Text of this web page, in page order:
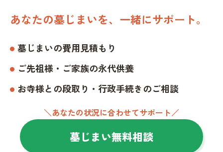
あなたの墓じまいを、一緒にサポート。
墓じまいの費用見積もり
ご先祖様・ご家族の永代供養
お寺様との段取り・行政手続きのご相談
＼あなたの状況に合わせてサポート／
墓じまい無料相談